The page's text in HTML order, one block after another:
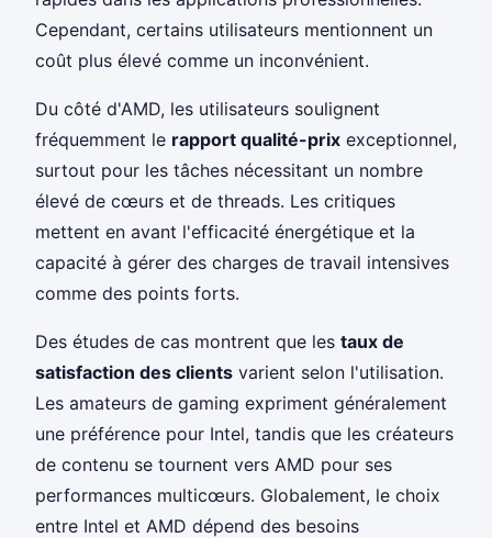
Cependant, certains utilisateurs mentionnent un
coût plus élevé comme un inconvénient.
Du côté d'AMD, les utilisateurs soulignent
fréquemment le rapport qualité-prix exceptionnel,
surtout pour les tâches nécessitant un nombre
élevé de cœurs et de threads. Les critiques
mettent en avant l'efficacité énergétique et la
capacité à gérer des charges de travail intensives
comme des points forts.
Des études de cas montrent que les taux de
satisfaction des clients varient selon l'utilisation.
Les amateurs de gaming expriment généralement
une préférence pour Intel, tandis que les créateurs
de contenu se tournent vers AMD pour ses
performances multicœurs. Globalement, le choix
entre Intel et AMD dépend des besoins